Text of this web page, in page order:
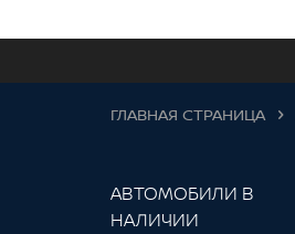
ГЛАВНАЯ СТРАНИЦА
АВТОМОБИЛИ В
НАЛИЧИИ